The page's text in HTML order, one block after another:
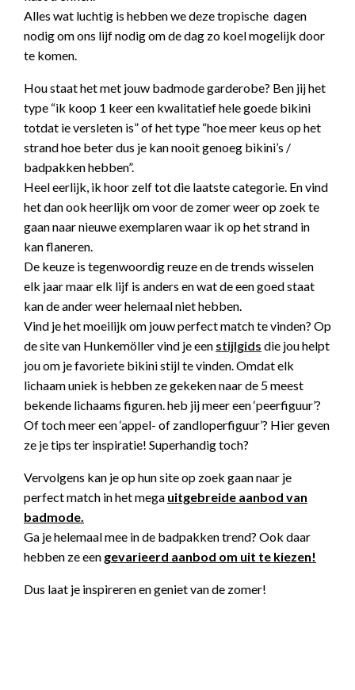
Alles wat luchtig is hebben we deze tropische dagen
nodig om ons lijf nodig om de dag zo koel mogelijk door
te komen.
Hou staat het met jouw badmode garderobe? Ben jij het
type “ik koop 1 keer een kwalitatief hele goede bikini
totdat ie versleten is” of het type “hoe meer keus op het
strand hoe beter dus je kan nooit genoeg bikini’s /
badpakken hebben”.
Heel eerlijk, ik hoor zelf tot die laatste categorie. En vind
het dan ook heerlijk om voor de zomer weer op zoek te
gaan naar nieuwe exemplaren waar ik op het strand in
kan flaneren.
De keuze is tegenwoordig reuze en de trends wisselen
elk jaar maar elk lijf is anders en wat de een goed staat
kan de ander weer helemaal niet hebben.
Vind je het moeilijk om jouw perfect match te vinden? Op
de site van Hunkemöller vind je een stijlgids die jou helpt
jou om je favoriete bikini stijl te vinden. Omdat elk
lichaam uniek is hebben ze gekeken naar de 5 meest
bekende lichaams figuren. heb jij meer een ‘peerfiguur’?
Of toch meer een ‘appel- of zandloperfiguur’? Hier geven
ze je tips ter inspiratie! Superhandig toch?
Vervolgens kan je op hun site op zoek gaan naar je
perfect match in het mega uitgebreide aanbod van
badmode.
Ga je helemaal mee in de badpakken trend? Ook daar
hebben ze een gevarieerd aanbod om uit te kiezen!
Dus laat je inspireren en geniet van de zomer!